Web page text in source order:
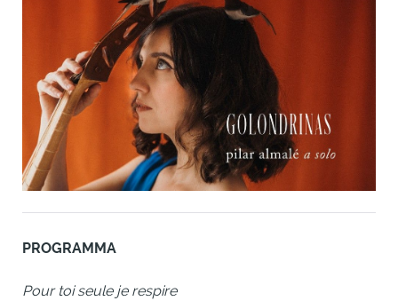
PROGRAMMA
Pour toi seule je respire